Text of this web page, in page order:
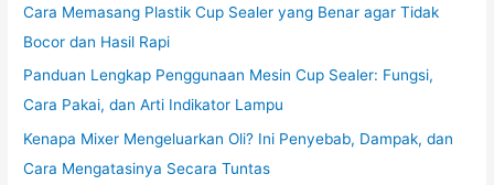
Cara Memasang Plastik Cup Sealer yang Benar agar Tidak
Bocor dan Hasil Rapi
Panduan Lengkap Penggunaan Mesin Cup Sealer: Fungsi,
Cara Pakai, dan Arti Indikator Lampu
Kenapa Mixer Mengeluarkan Oli? Ini Penyebab, Dampak, dan
Cara Mengatasinya Secara Tuntas